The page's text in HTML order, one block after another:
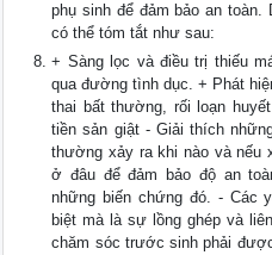
phụ sinh để đảm bảo an
có thể tóm tắt như sau:
+ Sàng lọc và điều trị thiếu
qua đường tình dục. + Phát
thai bất thường, rối loạn
tiền sản giật - Giải thích
thường xảy ra khi nào và nếu
ở đâu để đảm bảo độ an
những biến chứng đó. - Các
biệt mà là sự lồng ghép và
chăm sóc trước sinh phải